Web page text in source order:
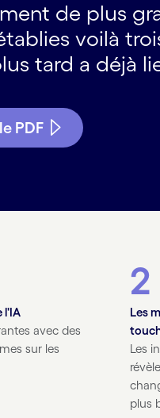
de plus
voilà
tard a déjà
PDF
l'IA
avec des
sur les
2
Les
Les
plus